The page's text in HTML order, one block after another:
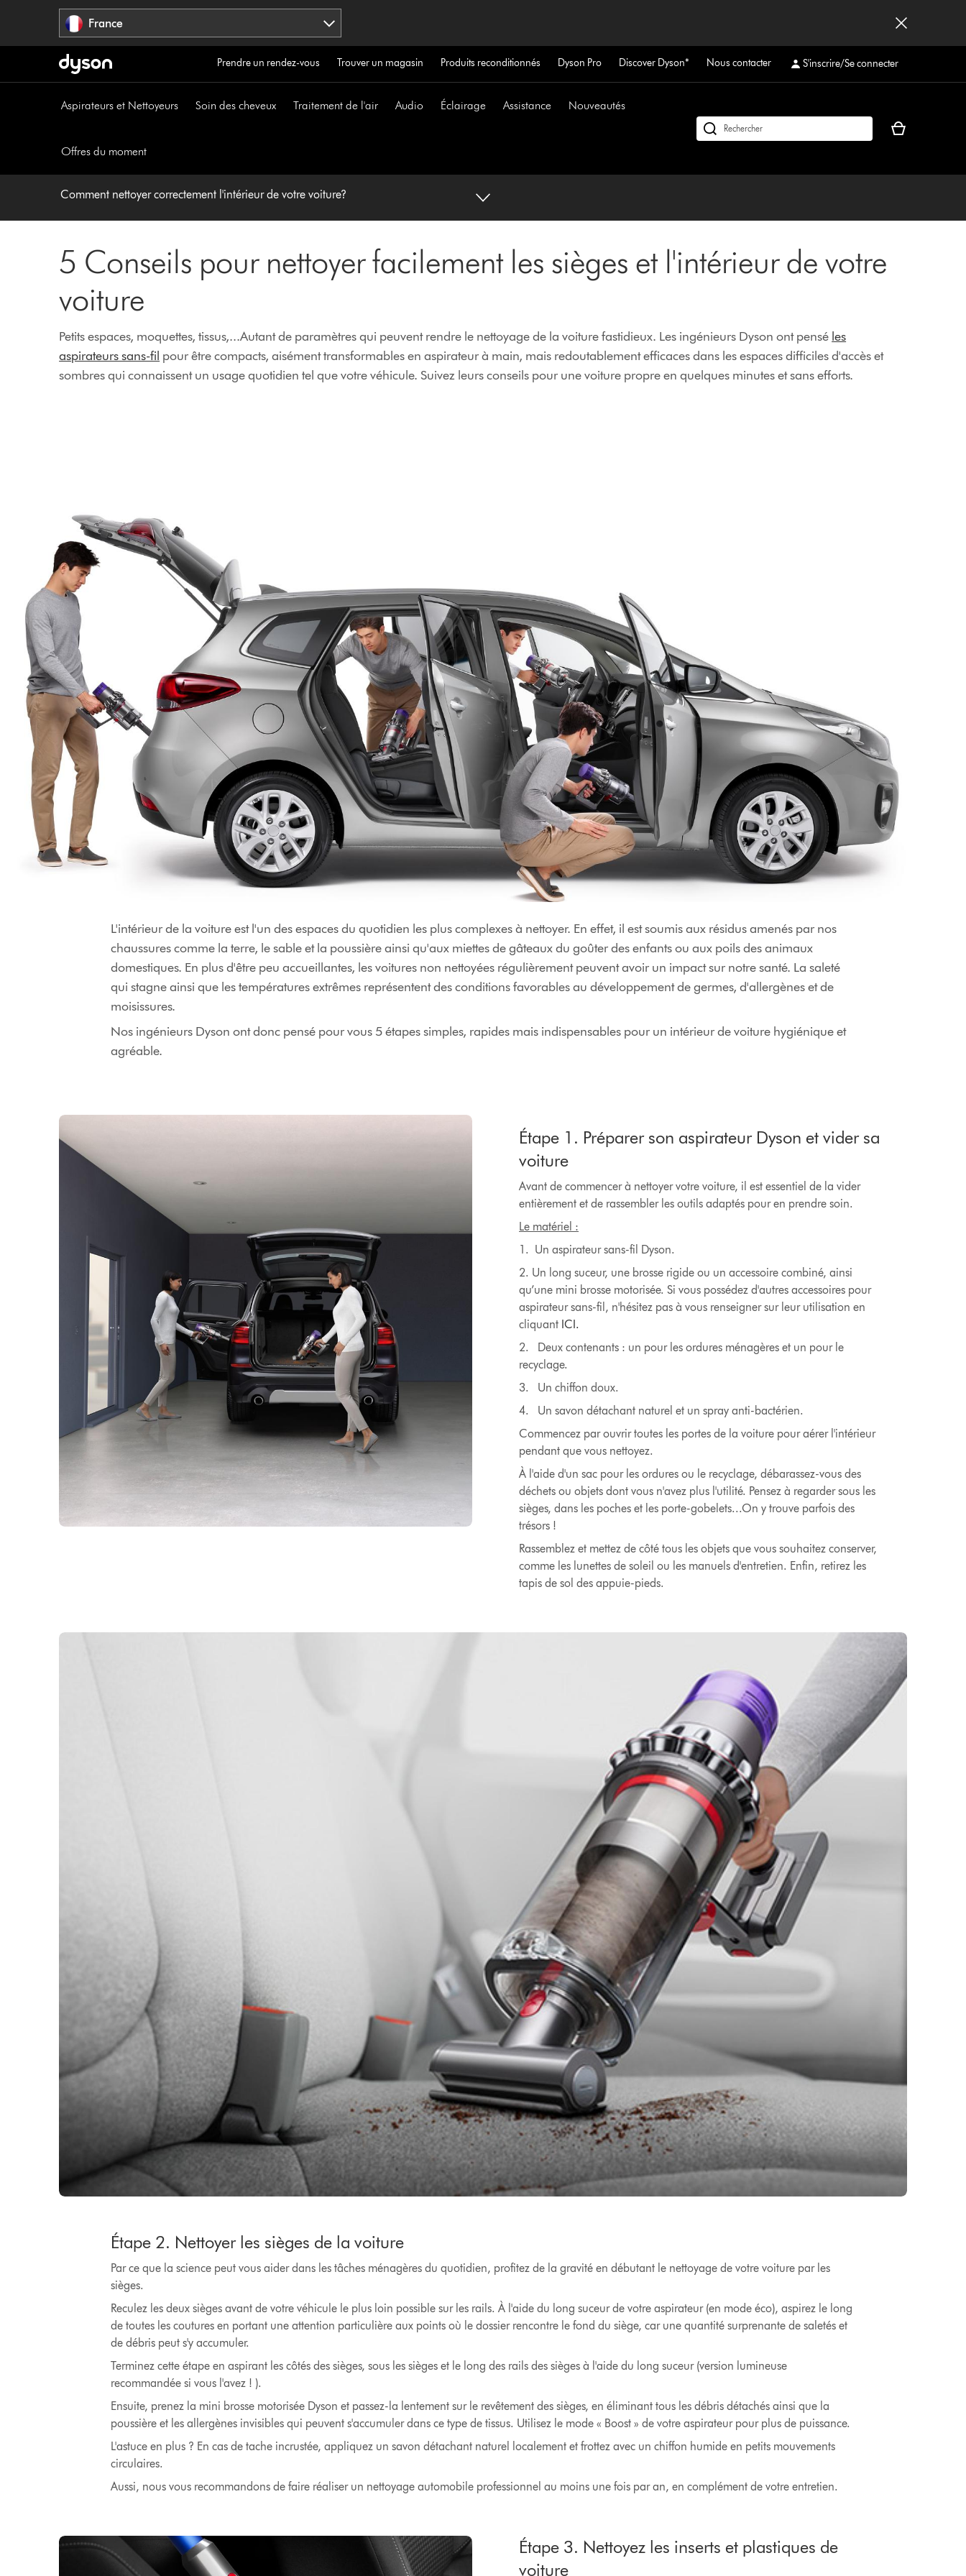
France
Prendre un rendez-vous Trouver un magasin Produits reconditionnés Dyson Pro Discover Dyson* Nous contacter S'inscrire/Se connecter
Aspirateurs et Nettoyeurs Soin des cheveux Traitement de l'air Audio Éclairage Assistance Nouveautés
Offres du moment
Rechercher
Votre
vide
Comment nettoyer correctement l'intérieur de votre voiture?
5 Conseils pour nettoyer facilement les sièges et l'intérieur de votre
voiture
Petits espaces, moquettes, tissus,...Autant de paramètres qui peuvent rendre le nettoyage de la voiture fastidieux. Les ingénieurs Dyson ont pensé les
aspirateurs sans-fil pour être compacts, aisément transformables en aspirateur à main, mais redoutablement efficaces dans les espaces difficiles d'accès et
sombres qui connaissent un usage quotidien tel que votre véhicule. Suivez leurs conseils pour une voiture propre en quelques minutes et sans efforts.
L'intérieur de la voiture est l'un des espaces du quotidien les plus complexes à nettoyer. En effet, il est soumis aux résidus amenés par nos
chaussures comme la terre, le sable et la poussière ainsi qu'aux miettes de gâteaux du goûter des enfants ou aux poils des animaux
domestiques. En plus d'être peu accueillantes, les voitures non nettoyées régulièrement peuvent avoir un impact sur notre santé. La saleté
qui stagne ainsi que les températures extrêmes représentent des conditions favorables au développement de germes, d'allergènes et de
moisissures.
Nos ingénieurs Dyson ont donc pensé pour vous 5 étapes simples, rapides mais indispensables pour un intérieur de voiture hygiénique et
agréable.
Étape 1. Préparer son aspirateur Dyson et vider sa
voiture
Avant de commencer à nettoyer votre voiture, il est essentiel de la vider
entièrement et de rassembler les outils adaptés pour en prendre soin.
Le matériel :
1. Un aspirateur sans-fil Dyson.
2. Un long suceur, une brosse rigide ou un accessoire combiné, ainsi
qu’une mini brosse motorisée. Si vous possédez d'autres accessoires pour
aspirateur sans-fil, n'hésitez pas à vous renseigner sur leur utilisation en
cliquant ICI.
2. Deux contenants : un pour les ordures ménagères et un pour le
recyclage.
3. Un chiffon doux.
4. Un savon détachant naturel et un spray anti-bactérien.
Commencez par ouvrir toutes les portes de la voiture pour aérer l'intérieur
pendant que vous nettoyez.
À l'aide d'un sac pour les ordures ou le recyclage, débarassez-vous des
déchets ou objets dont vous n'avez plus l'utilité. Pensez à regarder sous les
sièges, dans les poches et les porte-gobelets...On y trouve parfois des
trésors !
Rassemblez et mettez de côté tous les objets que vous souhaitez conserver,
comme les lunettes de soleil ou les manuels d'entretien. Enfin, retirez les
tapis de sol des appuie-pieds.
Étape 2. Nettoyer les sièges de la voiture
Par ce que la science peut vous aider dans les tâches ménagères du quotidien, profitez de la gravité en débutant le nettoyage de votre voiture par les
sièges.
Reculez les deux sièges avant de votre véhicule le plus loin possible sur les rails. À l'aide du long suceur de votre aspirateur (en mode éco), aspirez le long
de toutes les coutures en portant une attention particulière aux points où le dossier rencontre le fond du siège, car une quantité surprenante de saletés et
de débris peut s'y accumuler.
Terminez cette étape en aspirant les côtés des sièges, sous les sièges et le long des rails des sièges à l'aide du long suceur (version lumineuse
recommandée si vous l'avez ! ).
Ensuite, prenez la mini brosse motorisée Dyson et passez-la lentement sur le revêtement des sièges, en éliminant tous les débris détachés ainsi que la
poussière et les allergènes invisibles qui peuvent s'accumuler dans ce type de tissus. Utilisez le mode « Boost » de votre aspirateur pour plus de puissance.
L'astuce en plus ? En cas de tache incrustée, appliquez un savon détachant naturel localement et frottez avec un chiffon humide en petits mouvements
circulaires.
Aussi, nous vous recommandons de faire réaliser un nettoyage automobile professionnel au moins une fois par an, en complément de votre entretien.
Étape 3. Nettoyez les inserts et plastiques de
voiture